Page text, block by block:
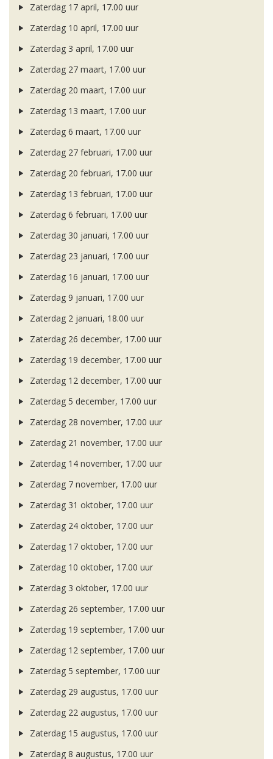
Zaterdag 17 april, 17.00 uur
Zaterdag 10 april, 17.00 uur
Zaterdag 3 april, 17.00 uur
Zaterdag 27 maart, 17.00 uur
Zaterdag 20 maart, 17.00 uur
Zaterdag 13 maart, 17.00 uur
Zaterdag 6 maart, 17.00 uur
Zaterdag 27 februari, 17.00 uur
Zaterdag 20 februari, 17.00 uur
Zaterdag 13 februari, 17.00 uur
Zaterdag 6 februari, 17.00 uur
Zaterdag 30 januari, 17.00 uur
Zaterdag 23 januari, 17.00 uur
Zaterdag 16 januari, 17.00 uur
Zaterdag 9 januari, 17.00 uur
Zaterdag 2 januari, 18.00 uur
Zaterdag 26 december, 17.00 uur
Zaterdag 19 december, 17.00 uur
Zaterdag 12 december, 17.00 uur
Zaterdag 5 december, 17.00 uur
Zaterdag 28 november, 17.00 uur
Zaterdag 21 november, 17.00 uur
Zaterdag 14 november, 17.00 uur
Zaterdag 7 november, 17.00 uur
Zaterdag 31 oktober, 17.00 uur
Zaterdag 24 oktober, 17.00 uur
Zaterdag 17 oktober, 17.00 uur
Zaterdag 10 oktober, 17.00 uur
Zaterdag 3 oktober, 17.00 uur
Zaterdag 26 september, 17.00 uur
Zaterdag 19 september, 17.00 uur
Zaterdag 12 september, 17.00 uur
Zaterdag 5 september, 17.00 uur
Zaterdag 29 augustus, 17.00 uur
Zaterdag 22 augustus, 17.00 uur
Zaterdag 15 augustus, 17.00 uur
Zaterdag 8 augustus, 17.00 uur